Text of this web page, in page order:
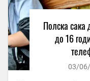
Полска сака
до 16
03/